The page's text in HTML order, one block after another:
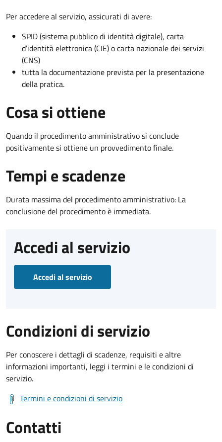
Per accedere al servizio, assicurati di avere:
SPID (sistema pubblico di identità digitale), carta
d’identità elettronica (CIE) o carta nazionale dei servizi
(CNS)
tutta la documentazione prevista per la presentazione
della pratica.
Cosa si ottiene
Quando il procedimento amministrativo si conclude
positivamente si ottiene un provvedimento finale.
Tempi e scadenze
Durata massima del procedimento amministrativo: La
conclusione del procedimento è immediata.
Accedi al servizio
Accedi al servizio
Condizioni di servizio
Per conoscere i dettagli di scadenze, requisiti e altre
informazioni importanti, leggi i termini e le condizioni di
servizio.
Termini e condizioni di servizio
Contatti